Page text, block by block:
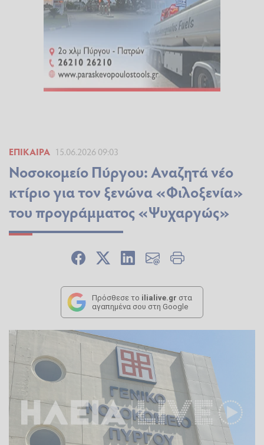
ΕΠΊΚΑΙΡΑ 15.06.2026 09:03
Νοσοκομείο Πύργου: Αναζητά νέο
κτίριο για τον ξενώνα «Φιλοξενία»
του προγράμματος «Ψυχαργώς»
Πρόσθεσε το ilialive.gr στα
αγαπημένα σου στη Google